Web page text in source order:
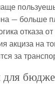
— больше
отказа
акциза на
за